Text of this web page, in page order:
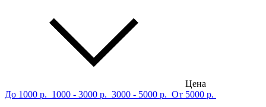
Цена
До 1000 р. 1000 - 3000 р. 3000 - 5000 р. От 5000 р.